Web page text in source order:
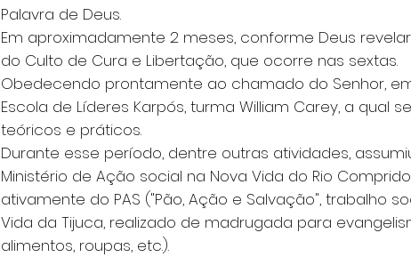
Palavra de Deus.
Em aproximadamente 2 meses, conforme Deus
do Culto de Cura e Libertação, que ocorre nas sextas.
Obedecendo prontamente ao chamado do Senhor,
Escola de Líderes Karpós, turma William Carey, a qual
teóricos e práticos.
Durante esse período, dentre outras atividades,
Ministério de Ação social na Nova Vida do Rio
ativamente do PAS ("Pão, Ação e Salvação", trabalho
Vida da Tijuca, realizado de madrugada para
alimentos, roupas, etc.).